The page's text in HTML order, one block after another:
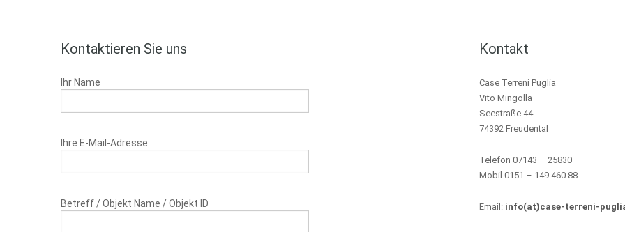
Kontaktieren Sie uns
Ihr Name
Ihre E-Mail-Adresse
Betreff / Objekt Name / Objekt ID
Kontakt
Case Terreni Puglia
Vito Mingolla
Seestraße 44
74392 Freudental
Telefon 07143 – 25830
Mobil 0151 – 149 460 88
Email: info(at)case-terreni-